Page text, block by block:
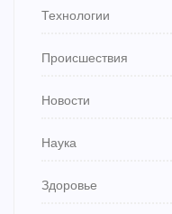
Технологии
Происшествия
Новости
Наука
Здоровье